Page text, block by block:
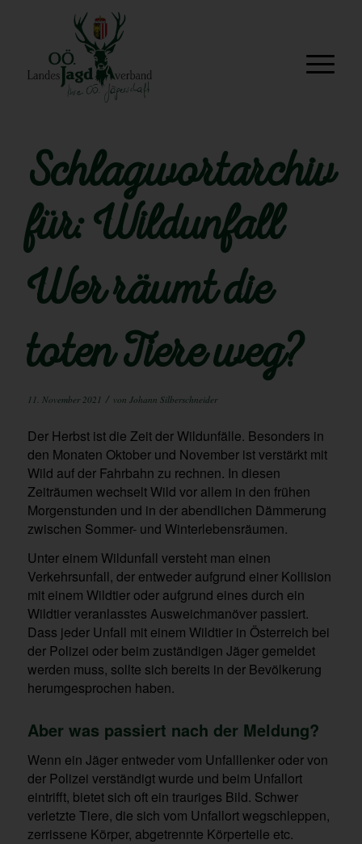
Schlagwortarchiv
für: Wildunfall
Wer räumt die
toten Tiere weg?
11. November 2021 / von Johann Silberschneider
Der Herbst ist die Zeit der Wildunfälle. Besonders in
den Monaten Oktober und November ist verstärkt mit
Wild auf der Fahrbahn zu rechnen. In diesen
Zeiträumen wechselt Wild vor allem in den frühen
Morgenstunden und in der abendlichen Dämmerung
zwischen Sommer- und Winterlebensräumen.
Unter einem Wildunfall versteht man einen
Verkehrsunfall, der entweder aufgrund einer Kollision
mit einem Wildtier oder aufgrund eines durch ein
Wildtier veranlasstes Ausweichmanöver passiert.
Dass jeder Unfall mit einem Wildtier in Österreich bei
der Polizei oder beim zuständigen Jäger gemeldet
werden muss, sollte sich bereits in der Bevölkerung
herumgesprochen haben.
Aber was passiert nach der Meldung?
Wenn ein Jäger entweder vom Unfalllenker oder von
der Polizei verständigt wurde und beim Unfallort
eintrifft, bietet sich oft ein trauriges Bild. Schwer
verletzte Tiere, die sich vom Unfallort wegschleppen,
zerrissene Körper, abgetrennte Körperteile etc.